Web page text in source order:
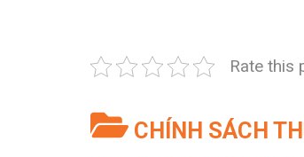
Rate this
CHÍNH SÁCH